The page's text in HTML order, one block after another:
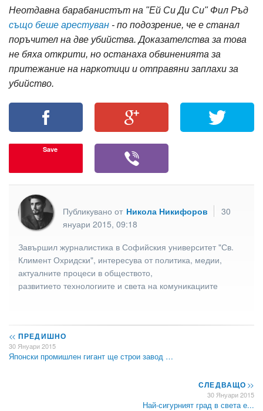
Неотдавна барабанистът на "Ей Си Ди Си" Фил Ръд
също беше арестуван - по подозрение, че е станал
поръчител на две убийства. Доказателства за това
не бяха открити, но останаха обвиненията за
притежание на наркотици и отправяни заплахи за
убийство.
Save
Публикувано от Никола Никифоров
30
януари 2015, 09:18
Завършил журналистика в Софийския университет "Св.
Климент Охридски", интересува от политика, медии,
актуалните процеси в обществото,
развитието технологиите и света на комуникациите
<< ПРЕДИШНО
30 Януари 2015
Японски промишлен гигант ще строи завод …
СЛЕДВАЩО>>
30 Януари 2015
Най-сигурният град в света е...